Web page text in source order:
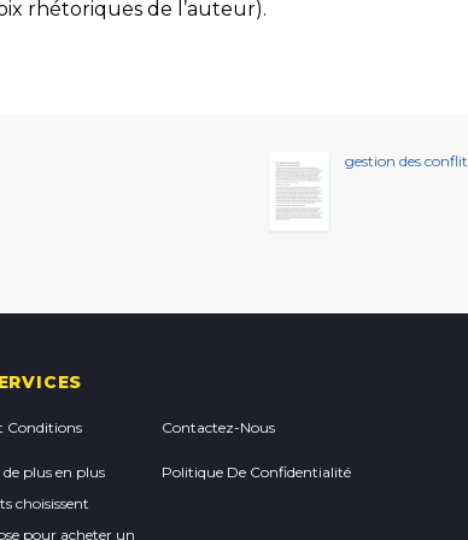
rhétoriques de l’auteur).
gestion des
Conditions Contactez-Nous
plus en plus
choisissent
pour acheter un
Politique De Confidentialité